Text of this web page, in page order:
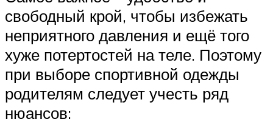
свободный крой, чтобы избежать
неприятного давления и ещё того
хуже потертостей на теле. Поэтому
при выборе спортивной одежды
родителям следует учесть ряд
нюансов: